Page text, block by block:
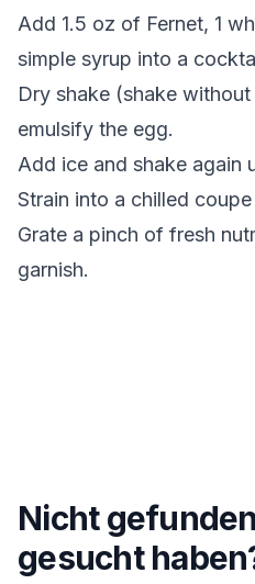
Add 1.5 oz of Fernet, 1
simple syrup into a
Dry shake (shake
emulsify the egg.
Add ice and shake again
Strain into a chilled coupe
Grate a pinch of fresh
garnish.
Nicht
gesucht